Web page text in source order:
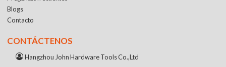
Blogs
Contacto
CONTÁCTENOS
Hangzhou John Hardware Tools Co.,Ltd